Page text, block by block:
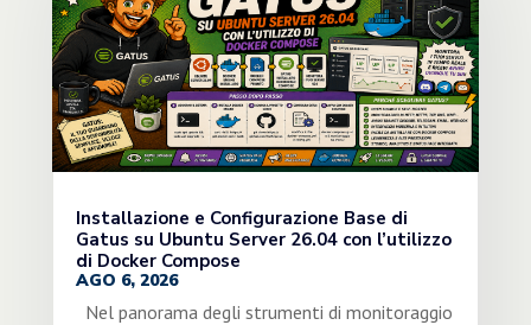
Installazione e Configurazione Base di
Gatus su Ubuntu Server 26.04 con l’utilizzo
di Docker Compose
AGO 6, 2026
Nel panorama degli strumenti di monitoraggio